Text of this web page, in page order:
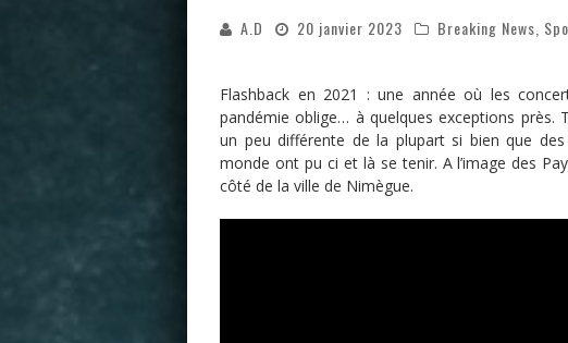
A.D 20 janvier 2023 Breaking News
Flashback en 2021 : une année où les
pandémie oblige… à quelques exceptions
un peu différente de la plupart si bien que
monde ont pu ci et là se tenir. A l’image des
côté de la ville de Nimègue.